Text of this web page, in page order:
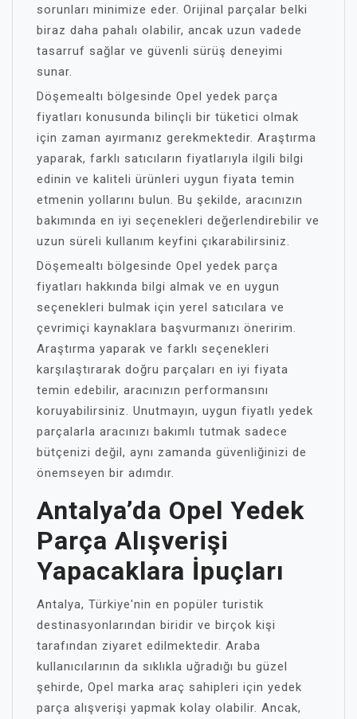
sorunları minimize eder. Orijinal parçalar belki
biraz daha pahalı olabilir, ancak uzun vadede
tasarruf sağlar ve güvenli sürüş deneyimi
sunar.
Döşemealtı bölgesinde Opel yedek parça
fiyatları konusunda bilinçli bir tüketici olmak
için zaman ayırmanız gerekmektedir. Araştırma
yaparak, farklı satıcıların fiyatlarıyla ilgili bilgi
edinin ve kaliteli ürünleri uygun fiyata temin
etmenin yollarını bulun. Bu şekilde, aracınızın
bakımında en iyi seçenekleri değerlendirebilir ve
uzun süreli kullanım keyfini çıkarabilirsiniz.
Döşemealtı bölgesinde Opel yedek parça
fiyatları hakkında bilgi almak ve en uygun
seçenekleri bulmak için yerel satıcılara ve
çevrimiçi kaynaklara başvurmanızı öneririm.
Araştırma yaparak ve farklı seçenekleri
karşılaştırarak doğru parçaları en iyi fiyata
temin edebilir, aracınızın performansını
koruyabilirsiniz. Unutmayın, uygun fiyatlı yedek
parçalarla aracınızı bakımlı tutmak sadece
bütçenizi değil, aynı zamanda güvenliğinizi de
önemseyen bir adımdır.
Antalya’da Opel Yedek
Parça Alışverişi
Yapacaklara İpuçları
Antalya, Türkiye'nin en popüler turistik
destinasyonlarından biridir ve birçok kişi
tarafından ziyaret edilmektedir. Araba
kullanıcılarının da sıklıkla uğradığı bu güzel
şehirde, Opel marka araç sahipleri için yedek
parça alışverişi yapmak kolay olabilir. Ancak,